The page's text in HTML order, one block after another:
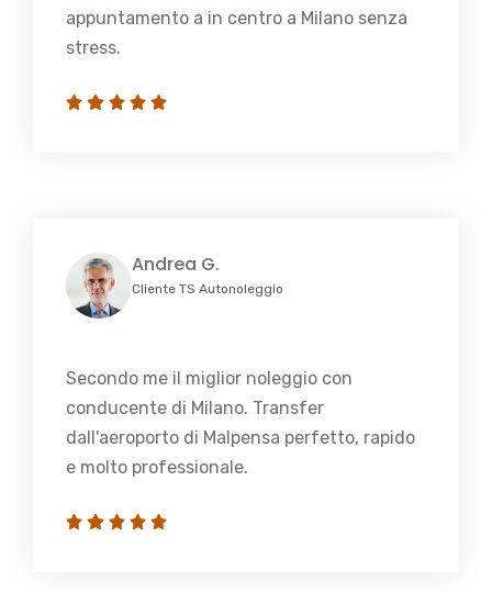
appuntamento a in centro a Milano senza
stress.
Andrea G.
Cliente TS Autonoleggio
Secondo me il miglior noleggio con
conducente di Milano. Transfer
dall'aeroporto di Malpensa perfetto, rapido
e molto professionale.